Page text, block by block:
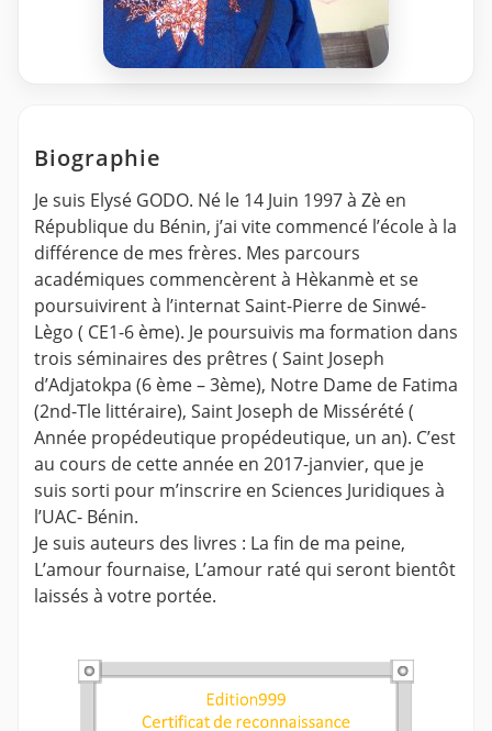
Biographie
Je suis Elysé GODO. Né le 14 Juin 1997 à Zè en
République du Bénin, j’ai vite commencé l’école à la
différence de mes frères. Mes parcours
académiques commencèrent à Hèkanmè et se
poursuivirent à l’internat Saint-Pierre de Sinwé-
Lègo ( CE1-6 ème). Je poursuivis ma formation dans
trois séminaires des prêtres ( Saint Joseph
d’Adjatokpa (6 ème – 3ème), Notre Dame de Fatima
(2nd-Tle littéraire), Saint Joseph de Missérété (
Année propédeutique propédeutique, un an). C’est
au cours de cette année en 2017-janvier, que je
suis sorti pour m’inscrire en Sciences Juridiques à
l’UAC- Bénin.
Je suis auteurs des livres : La fin de ma peine,
L’amour fournaise, L’amour raté qui seront bientôt
laissés à votre portée.